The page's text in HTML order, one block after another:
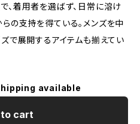
、着用者を選ばず、日常に溶け
の支持を得ている。メンズを中
で展開するアイテムも揃えてい
available
cart